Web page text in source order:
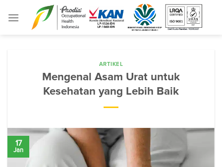
ARTIKEL
Mengenal Asam Urat untuk
Kesehatan yang Lebih Baik
17
Jan